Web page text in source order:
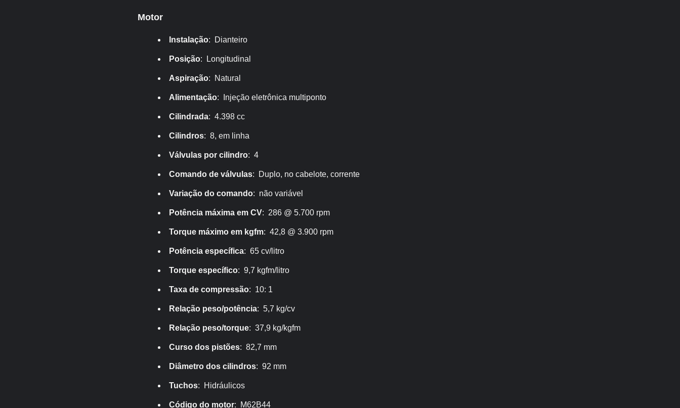
Motor
Instalação: Dianteiro
Posição: Longitudinal
Aspiração: Natural
Alimentação: Injeção eletrônica multiponto
Cilindrada: 4.398 cc
Cilindros: 8, em linha
Válvulas por cilindro: 4
Comando de válvulas: Duplo, no cabelote, corrente
Variação do comando: não variável
Potência máxima em CV: 286 @ 5.700 rpm
Torque máximo em kgfm: 42,8 @ 3.900 rpm
Potência específica: 65 cv/litro
Torque específico: 9,7 kgfm/litro
Taxa de compressão: 10: 1
Relação peso/potência: 5,7 kg/cv
Relação peso/torque: 37,9 kg/kgfm
Curso dos pistões: 82,7 mm
Diâmetro dos cilindros: 92 mm
Tuchos: Hidráulicos
Código do motor: M62B44